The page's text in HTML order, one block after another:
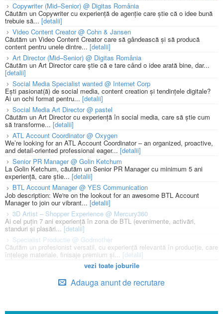
Copywriter (Mid–Senior) @ Digitas România
Căutăm un Copywriter cu experiență de agenție care știe că o idee bună
trebuie să... [detalii]
Video Content Creator @ Cohn & Jansen
Căutăm un Video Content Creator care să gândească și să producă
content pentru unele dintre... [detalii]
Art Director (Mid–Senior) @ Digitas România
Căutăm un Art Director care știe că e tare când o idee arată bine, dar...
[detalii]
Social Media Specialist wanted @ Internet Corp
Ești pasionat(ă) de social media, content creation și tendințele digitale?
Ai un ochi format pentru... [detalii]
Social Media Art Director @ pastel
Căutăm un Art Director cu experiență în social media, care să știe cum
să transforme... [detalii]
ATL Account Coordinator @ Oxygen
We’re looking for an ATL Account Coordinator – an organized, proactive,
and detail-oriented professional eager... [detalii]
Senior PR Manager @ Golin Ketchum
La Golin Ketchum, căutăm un Senior PR Manager cu minimum 5 ani
experiență, care știe... [detalii]
BTL Account Manager @ YES Communication
Job description: We're on the lookout for an awesome BTL Account
Manager to join our vibrant... [detalii]
3D Artist – Shopper Experience @ Mercury360
Ai cel puțin 7 ani experiență în zona de BTL (evenimente, activări,
standuri și plasări...[detalii]
Specialist Productie @ Godmother
Căutăm un profesionist versatil, cu experiență relevantă în producție, care
înțelege materiale, finisaje premium și... [detalii]
vezi toate joburile
Adauga anunt de recrutare